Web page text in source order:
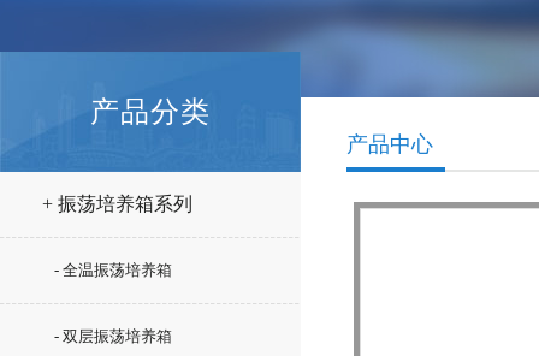
产品分类
+ 振荡培养箱系列
- 全温振荡培养箱
- 双层振荡培养箱
产品中心